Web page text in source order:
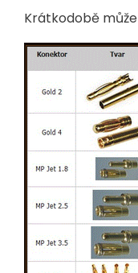
Krátkodobě může